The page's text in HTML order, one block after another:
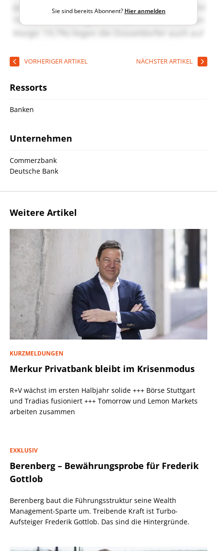
Sie sind bereits Abonnent? Hier anmelden
VORHERIGER ARTIKEL NÄCHSTER ARTIKEL
Ressorts
Banken
Unternehmen
Commerzbank
Deutsche Bank
Weitere Artikel
KURZMELDUNGEN
Merkur Privatbank bleibt im Krisenmodus
R+V wächst im ersten Halbjahr solide +++ Börse Stuttgart
und Tradias fusioniert +++ Tomorrow und Lemon Markets
arbeiten zusammen
EXKLUSIV
Berenberg – Bewährungsprobe für Frederik
Gottlob
Berenberg baut die Führungsstruktur seine Wealth
Management-Sparte um. Treibende Kraft ist Turbo-
Aufsteiger Frederik Gottlob. Das sind die Hintergründe.